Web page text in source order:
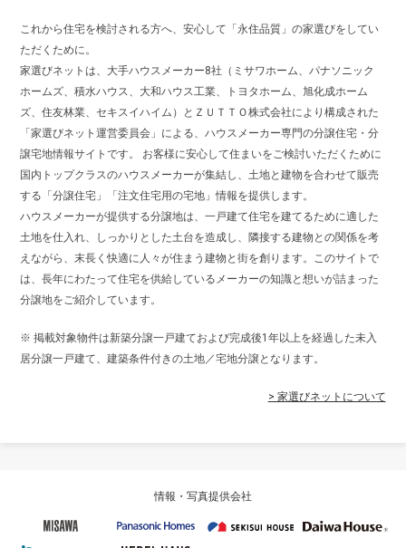
これから住宅を検討される方へ、安心して「永住品質」の家選びをしてい
ただくために。
家選びネットは、大手ハウスメーカー8社（ミサワホーム、パナソニック
ホームズ、積水ハウス、大和ハウス工業、トヨタホーム、旭化成ホーム
ズ、住友林業、セキスイハイム）とＺＵＴＴＯ株式会社により構成された
「家選びネット運営委員会」による、ハウスメーカー専門の分譲住宅・分
譲宅地情報サイトです。 お客様に安心して住まいをご検討いただくために
国内トップクラスのハウスメーカーが集結し、土地と建物を合わせて販売
する「分譲住宅」「注文住宅用の宅地」情報を提供します。
ハウスメーカーが提供する分譲地は、一戸建て住宅を建てるために適した
土地を仕入れ、しっかりとした土台を造成し、隣接する建物との関係を考
えながら、末長く快適に人々が住まう建物と街を創ります。このサイトで
は、長年にわたって住宅を供給しているメーカーの知識と想いが詰まった
分譲地をご紹介しています。
※ 掲載対象物件は新築分譲一戸建ておよび完成後1年以上を経過した未入
居分譲一戸建て、建築条件付きの土地／宅地分譲となります。
> 家選びネットについて
情報・写真提供会社